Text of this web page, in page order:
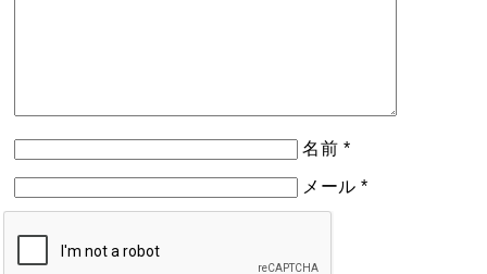
名前 *
メール *